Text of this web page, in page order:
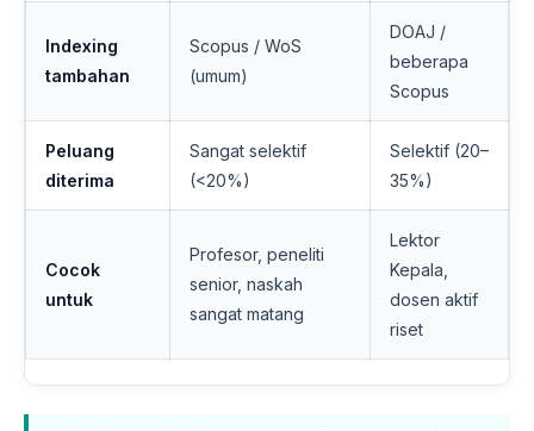
Indexing
tambahan
Scopus / WoS
(umum)
DOAJ /
beberapa
Scopus
Peluang
diterima
Sangat selektif
(<20%)
Selektif (20–
35%)
Cocok
untuk
Profesor, peneliti
senior, naskah
sangat matang
Lektor
Kepala,
dosen aktif
riset